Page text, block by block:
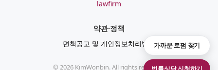
lawfirm
약관·정책
면책공고 및 개인정보처리방침
© 2026KimWonbin. All rights reserved.
가까운 로펌 찾기